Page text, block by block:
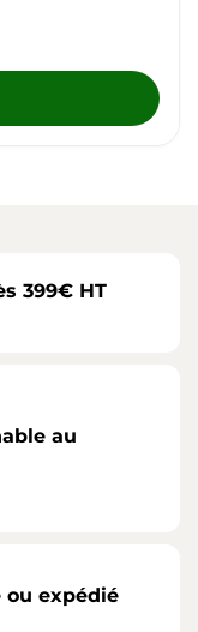
399€ HT
au
ou expédié